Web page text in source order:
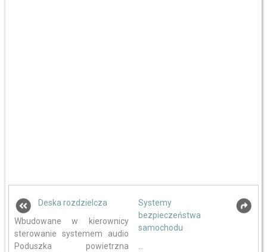
Deska rozdzielcza
Wbudowane w kierownicy
sterowanie systemem audio
Poduszka powietrzna
Systemy
bezpieczeństwa
samochodu
...